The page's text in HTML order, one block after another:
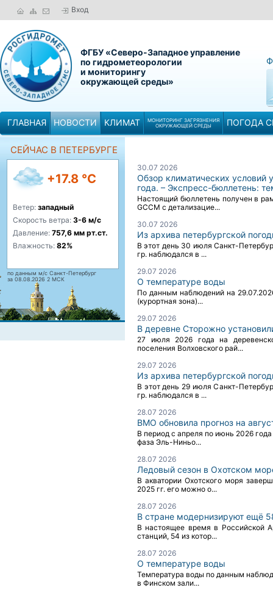
Вход
ФГБУ «Северо-Западное управление
по гидрометеорологии
и мониторингу
окружающей среды»
ГЛАВНАЯ НОВОСТИ КЛИМАТ
МОНИТОРИНГ ЗАГРЯЗНЕНИЯ
ОКРУЖАЮЩЕЙ СРЕДЫ
ПОГОДА
СЕЙЧАС В ПЕТЕРБУРГЕ
+17.8 °C
Ветер: западный
Скорость ветра: 3-6 м/с
Давление: 757,6 мм рт.ст.
Влажность: 82%
по данным м/с Санкт-Петербург
за 08.08.2026 2 МСК
30.07 2026
Обзор климатических условий
года. – Экспресс-бюллетень:
Настоящий бюллетень получен в
GCCM с детализацие...
30.07 2026
Из архива петербургской
В этот день 30 июля Санкт-
гр. наблюдался в ...
29.07 2026
О температуре воды
По данным наблюдений на
(курортная зона)...
29.07 2026
В деревне Сторожно
27 июля 2026 года на
поселения Волховского рай...
29.07 2026
Из архива петербургской
В этот день 29 июля Санкт-
гр. наблюдался в ...
28.07 2026
ВМО обновила прогноз на
В период с апреля по июнь 2026
фаза Эль-Ниньо...
28.07 2026
Ледовый сезон в Охотском
В акватории Охотского моря
2025 гг. его можно о...
28.07 2026
В стране модернизируют ещё
В настоящее время в Российской
станций, 54 из котор...
28.07 2026
О температуре воды
Температура воды по данным
в Финском зали...